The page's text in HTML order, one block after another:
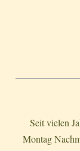
Seit vielen
Montag